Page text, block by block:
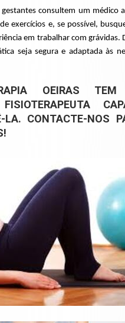
consultem um médico
exercícios e, se possível,
em trabalhar com grávidas.
seja segura e adaptada às
OEIRAS TEM
LA. CONTACTE-NOS